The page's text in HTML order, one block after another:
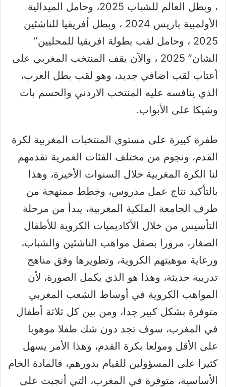
، وبطل العالم للشباب 2025، وحامل الميدالية
الأولمبية باريس 2024 ، وبطل أفريقيا للناشئين
2025 ، وحامل لقب بطولة افريقيا للمحليين”
الشان” 2025 ، والآن يقف المنتخب المغربي على
أعتاب لقب اضافي جديد، وهو لقب بطل العرب،
الذي ينافسه عليه المنتخب الاردني والحسم بات
وشيكا على الأبواب.
طفرة كبيرة على مستوى المنتخبات المغربية لكرة
القدم، ونجوم من مختلف الفئات العمرية تقدمهم
لنا الكرة المغربية خلال السنوات الأخيرة، وهذا
بالتأكيد نتاج عمل مدروس، وخطط ممنهجة من
طرف الجامعة الملكية المغربية، يبدأ من مرحلة
التأسيس من خلال الأكاديميات الكروية للأطفال
الصغار، مرورا بصقل مواهب الناشئين والشباب،
ورعاية موهبتهم الكروية، وتطويرها وفق مناهج
تدريبة حديثة، وهذا هو الذي يكمل الصورة، لأن
المواهب الكروية في أوساط الشعب المغربي
متوفرة بشكل كبير جدا، ومن بين كل ثلاثة أطفال
في المغرب، سوف تجد دون شك طفلا موهوبا
على الأقل ومولعا بكرة القدم، وهذا الأمر يسهل
كثيرا على المسؤولين للقيام بدورهم، فالمادة الخام
الأساسية، متوفرة في المغرب، التي أنجبت على